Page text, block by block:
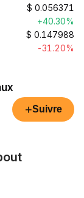
$ 0.056371
+40.30%
$ 0.147988
-31.20%
+Suivre